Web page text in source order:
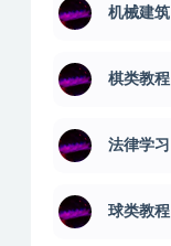
机械建筑
棋类教程
法律学习
球类教程